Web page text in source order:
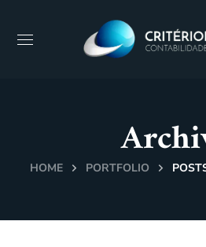
HOME PORTFOLIO